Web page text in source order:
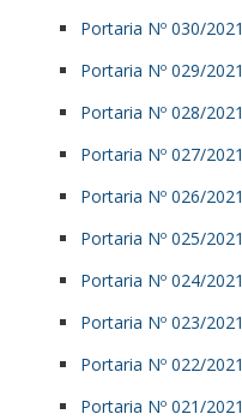
Portaria Nº 030/2021
Portaria Nº 029/2021
Portaria Nº 028/2021
Portaria Nº 027/2021
Portaria Nº 026/2021
Portaria Nº 025/2021
Portaria Nº 024/2021
Portaria Nº 023/2021
Portaria Nº 022/2021
Portaria Nº 021/2021